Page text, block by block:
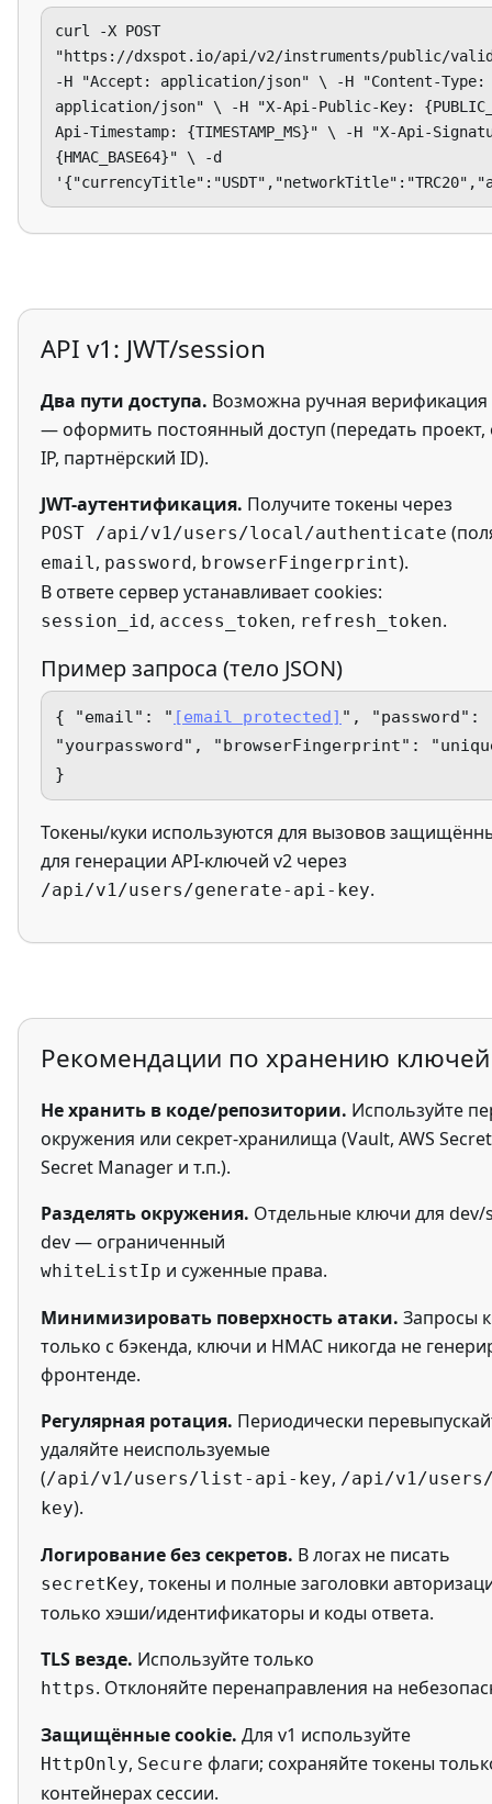
curl -X POST
"https://dxspot.io/api/v2/instruments/public/
-H "Accept: application/json" \ -H "Content-Type:
application/json" \ -H "X-Api-Public-Key:
Api-Timestamp: {TIMESTAMP_MS}" \ -H "X-Api-
{HMAC_BASE64}" \ -d
API v1: JWT/session
Два пути доступа. Возможна ручная верификация
— оформить постоянный доступ (передать
IP, партнёрский ID).
JWT-аутентификация. Получите токены через
POST /api/v1/users/local/authenticate
email , password, browserFingerprint).
В ответе сервер устанавливает cookies:
session_id, access_token, refresh_token.
Пример запроса (тело JSON)
{ "email": " [email protected] ", "password":
"yourpassword", "browserFingerprint":
}
Токены/куки используются для вызовов
для генерации API-ключей v2 через
/api/v1/users/generate-api-key.
Рекомендации по хранению
Не хранить в коде/репозитории. Используйте
окружения или секрет-хранилища (Vault, AWS
Secret Manager и т.п.).
Разделять окружения. Отдельные ключи для
dev — ограниченный
whiteListIp и суженные права.
Минимизировать поверхность атаки. Запросы
только с бэкенда, ключи и HMAC никогда не
фронтенде.
Регулярная ротация. Периодически
удаляйте неиспользуемые
(/api/v1/users/list-api-key, /api/v1/
key).
Логирование без секретов. В логах не писать
secretKey, токены и полные заголовки
только хэши/идентификаторы и коды ответа.
TLS везде. Используйте только
https. Отклоняйте перенаправления на
Защищённые cookie. Для v1 используйте
HttpOnly, Secure флаги; сохраняйте токены
контейнерах сессии.